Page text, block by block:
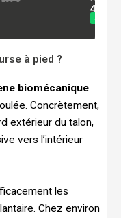
à pied ?
biomécanique
Concrètement,
extérieur du talon,
vers l’intérieur
les
Chez environ